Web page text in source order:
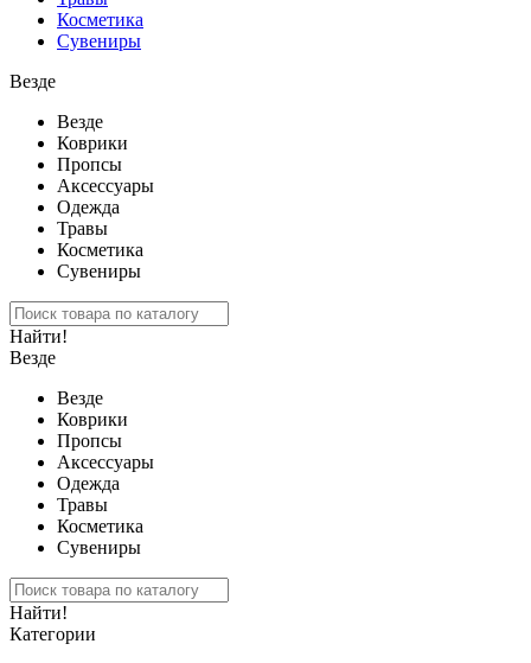
Косметика
Сувениры
Везде
Везде
Коврики
Пропсы
Аксессуары
Одежда
Травы
Косметика
Сувениры
Найти!
Везде
Везде
Коврики
Пропсы
Аксессуары
Одежда
Травы
Косметика
Сувениры
Найти!
Категории